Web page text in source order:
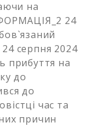
на
24
серпня 2024
прибуття на
до
до
час та
причин